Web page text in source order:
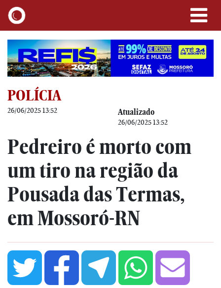
POLÍCIA
26/06/2025 13:52 Atualizado
26/06/2025 13:52
Pedreiro é morto com
um tiro na região da
Pousada das Termas,
em Mossoró-RN